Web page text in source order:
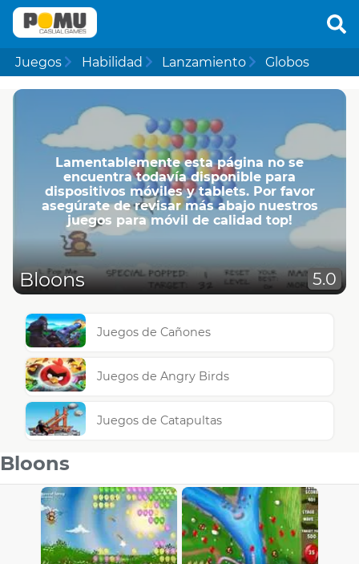
Juegos Habilidad Lanzamiento Globos
Lamentablemente esta página no se
encuentra todavía disponible para
dispositivos móviles y tablets. Por favor
asegúrate de revisar más abajo nuestros
juegos para móvil de calidad top!
Bloons 5.0
Juegos de Cañones
Juegos de Angry Birds
Juegos de Catapultas
Bloons